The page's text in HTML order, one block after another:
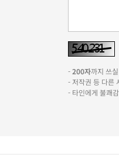
-200자까지 쓰
- 저작권 등 다른
- 타인에게 불쾌